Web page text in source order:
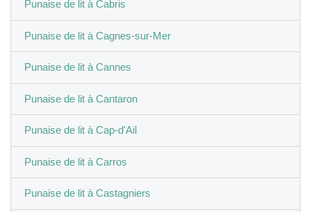
Punaise de lit à Cabris
Punaise de lit à Cagnes-sur-Mer
Punaise de lit à Cannes
Punaise de lit à Cantaron
Punaise de lit à Cap-d'Ail
Punaise de lit à Carros
Punaise de lit à Castagniers